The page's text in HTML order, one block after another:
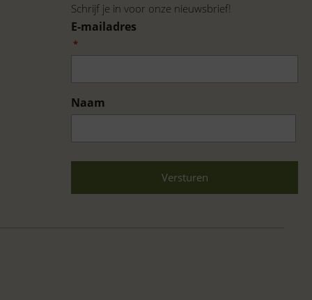
Schrijf je in voor onze nieuwsbrief!
E-mailadres
*
Naam
CAPTCHA